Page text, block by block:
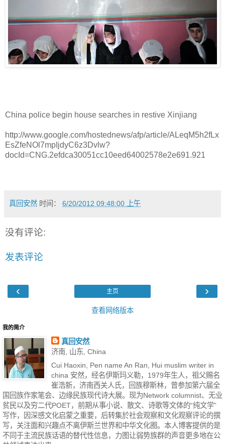
China police begin house searches in restive Xinjiang
http://www.google.com/hostednews/afp/article/ALeqM5h2fLx
EsZfeNOl7mpIjdyC6z3Dvlw?
docId=CNG.2efdca30051cc10eed64002578e2e691.921
真回安然 时间： 6/20/2012 09:48:00 上午
没有评论:
发表评论
‹ ›
主页
查看网络版本
我的简介
真回安然
济南, 山东, China
Cui Haoxin, Pen name An Ran, Hui muslim writer in
china 安然，经名伊斯玛义勒，1979年生人，祖父赐名
崔浩新，济南西关人氏，回族穆斯林，曾参加第六届全
国回族作家笔会、边缘民族现代诗大展。现为Network columnist、无业
贫民以及穷二代POET，前期从事小说、散文、诗歌等文体的“纯文学”
写作，因深感文化启蒙之重要，后转集於社会观察和文化观察评论的撰
写，关注面和兴趣点不离伊斯兰世界和中华文化圈。本人博客提供的是
不同于主流民族话语的替代性信息，力图让弱势族群的声音更多地在公